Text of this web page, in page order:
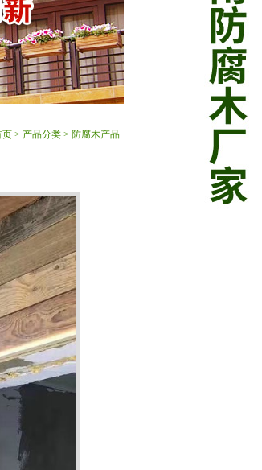
> 产品分类 > 防腐木产品